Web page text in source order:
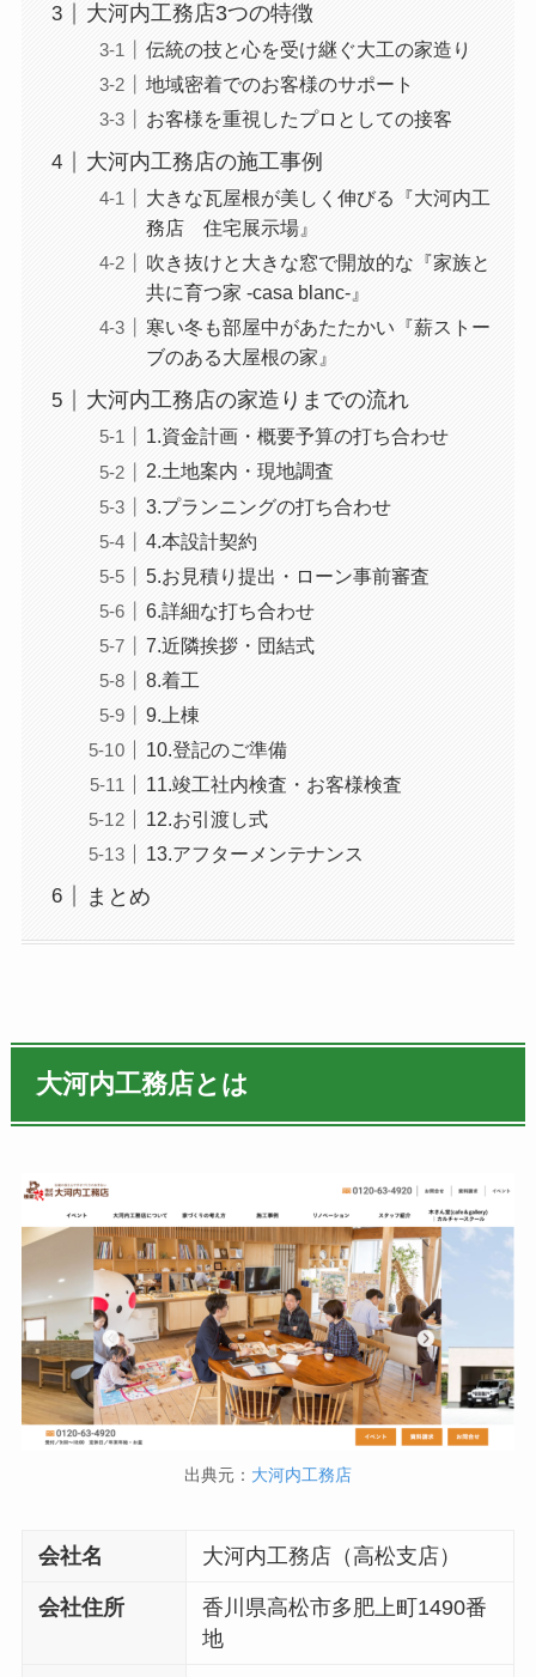
大河内工務店3つの特徴
伝統の技と心を受け継ぐ大工の家造り
地域密着でのお客様のサポート
お客様を重視したプロとしての接客
大河内工務店の施工事例
大きな瓦屋根が美しく伸びる『大河内工
務店 住宅展示場』
吹き抜けと大きな窓で開放的な『家族と
共に育つ家 -casa blanc-』
寒い冬も部屋中があたたかい『薪ストー
ブのある大屋根の家』
大河内工務店の家造りまでの流れ
1.資金計画・概要予算の打ち合わせ
2.土地案内・現地調査
3.プランニングの打ち合わせ
4.本設計契約
5.お見積り提出・ローン事前審査
6.詳細な打ち合わせ
7.近隣挨拶・団結式
8.着工
9.上棟
10.登記のご準備
11.竣工社内検査・お客様検査
12.お引渡し式
13.アフターメンテナンス
まとめ
大河内工務店とは
出典元： 大河内工務店
会社名 大河内工務店（高松支店）
会社住所
香川県高松市多肥上町1490番
地